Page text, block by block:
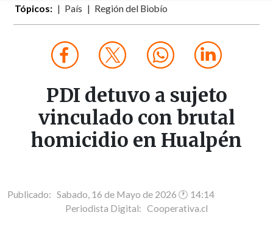
Tópicos: País Región del Biobío
PDI detuvo a sujeto
vinculado con brutal
homicidio en Hualpén
Publicado: Sabado, 16 de Mayo de 2026 🕐 14:14
Periodista Digital: Cooperativa.cl